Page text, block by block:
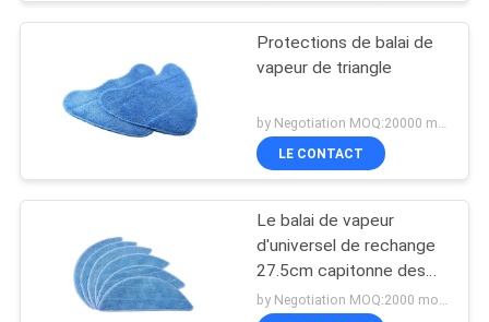
CONTRÔLE
QUALITÉ
NOUS
DEMANDEZ
Protections de balai de
vapeur de triangle
LE CONTACT
Le balai de vapeur
d'universel de rechange
27.5cm capitonne des
attachements
by Negotiation MOQ:2000 morceaux/morceaux